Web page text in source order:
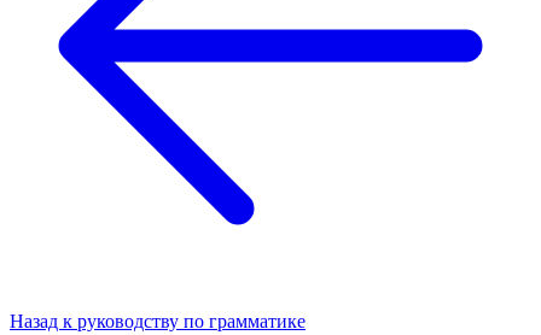
Назад к руководству по грамматике